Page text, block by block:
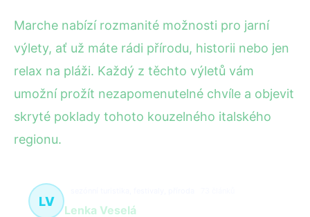
Marche nabízí rozmanité možnosti pro jarní
výlety, ať už máte rádi přírodu, historii nebo jen
relax na pláži. Každý z těchto výletů vám
umožní prožít nezapomenutelné chvíle a objevit
skryté poklady tohoto kouzelného italského
regionu.
LV
Lenka Veselá